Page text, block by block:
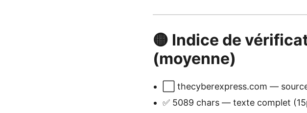
🟡 Indice de
(moyenne)
⬜ thecyberexpress.com —
✅ 5089 chars — texte complet